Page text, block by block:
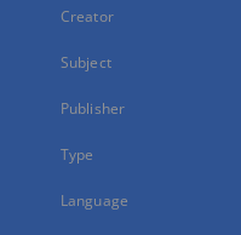
Creator
Subject
Publisher
Type
Language